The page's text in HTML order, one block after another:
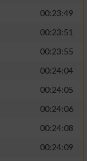
00:23:49
00:23:51
00:23:55
00:24:04
00:24:05
00:24:06
00:24:08
00:24:09